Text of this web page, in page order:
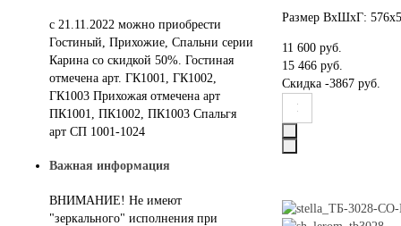
Размер ВхШхГ:
11 600 руб.
15 466 руб.
Скидка -3867 руб.
с 21.11.2022 можно приобрести
Гостиный, Прихожие, Спальни серии
Карина со скидкой 50%. Гостиная
отмечена арт. ГК1001, ГК1002,
ГК1003 Прихожая отмечена арт
ПК1001, ПК1002, ПК1003 Спальгя
арт СП 1001-1024
Важная информация
ВНИМАНИЕ! Не имеют
"зеркального" исполнения при